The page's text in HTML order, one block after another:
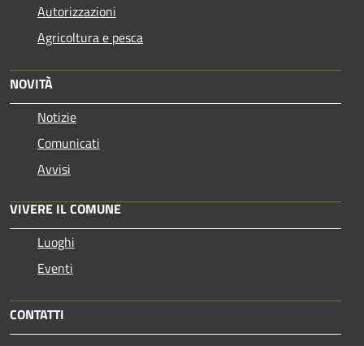
Autorizzazioni
Agricoltura e pesca
NOVITÀ
Notizie
Comunicati
Avvisi
VIVERE IL COMUNE
Luoghi
Eventi
CONTATTI